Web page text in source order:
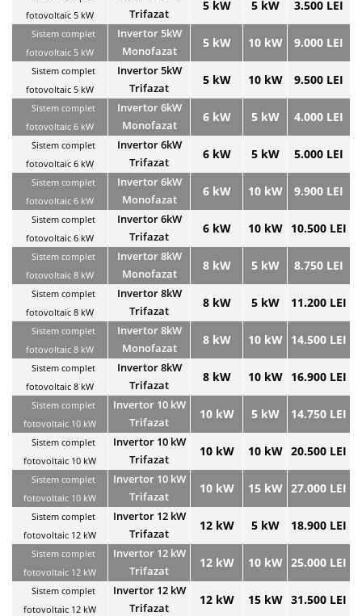
fotovoltaic 5 kW
Trifazat
5 kW 5 kW 3.500 LEI
Sistem complet
fotovoltaic 5 kW
Invertor 5kW
Monofazat
5 kW 10 kW 9.000 LEI
Sistem complet
fotovoltaic 5 kW
Invertor 5kW
Trifazat
5 kW 10 kW 9.500 LEI
Sistem complet
fotovoltaic 6 kW
Invertor 6kW
Monofazat
6 kW 5 kW 4.000 LEI
Sistem complet
fotovoltaic 6 kW
Invertor 6kW
Trifazat
6 kW 5 kW 5.000 LEI
Sistem complet
fotovoltaic 6 kW
Invertor 6kW
Monofazat
6 kW 10 kW 9.900 LEI
Sistem complet
fotovoltaic 6 kW
Invertor 6kW
Trifazat
6 kW 10 kW 10.500 LEI
Sistem complet
fotovoltaic 8 kW
Invertor 8kW
Monofazat
8 kW 5 kW 8.750 LEI
Sistem complet
fotovoltaic 8 kW
Invertor 8kW
Trifazat
8 kW 5 kW 11.200 LEI
Sistem complet
fotovoltaic 8 kW
Invertor 8kW
Monofazat
8 kW 10 kW 14.500 LEI
Sistem complet
fotovoltaic 8 kW
Invertor 8kW
Trifazat
8 kW 10 kW 16.900 LEI
Sistem complet
fotovoltaic 10 kW
Invertor 10 kW
Trifazat
10 kW 5 kW 14.750 LEI
Sistem complet
fotovoltaic 10 kW
Invertor 10 kW
Trifazat
10 kW 10 kW 20.500 LEI
Sistem complet
fotovoltaic 10 kW
Invertor 10 kW
Trifazat
10 kW 15 kW 27.000 LEI
Sistem complet
fotovoltaic 12 kW
Invertor 12 kW
Trifazat
12 kW 5 kW 18.900 LEI
Sistem complet
fotovoltaic 12 kW
Invertor 12 kW
Trifazat
12 kW 10 kW 25.000 LEI
Sistem complet
fotovoltaic 12 kW
Invertor 12 kW
Trifazat
12 kW 15 kW 31.500 LEI